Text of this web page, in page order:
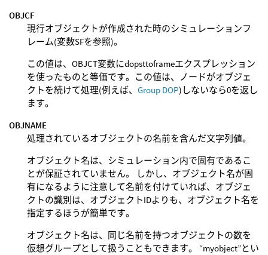
OBJCF
現行オブジェクトが作成された時のシミュレーションフ
レーム(変数SFを参照)。
この値は、OBJCT変数にdopsttoframeエクスプレッション
を使ったものと等価です。この値は、ノードがオブジェ
クトを続けて処理(例えば、 Group DOP)しないなら0を返し
ます。
OBJNAME
処理されているオブジェクトの名前を含んだ文字列値。
オブジェクト名は、シミュレーション内で固有であるこ
とが保証されていません。 しかし、オブジェクト名が固
有になるように注意して名前を付けていれば、オブジェ
クトの識別は、オブジェクトIDよりも、オブジェクト名を
指定するほうが簡単です。
オブジェクト名は、同じ名前を持つオブジェクトの数を
仮想グループとして扱うこともできます。 “myobject”とい